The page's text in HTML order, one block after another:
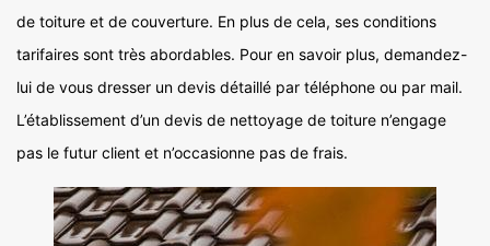
de toiture et de couverture. En plus de cela, ses conditions
tarifaires sont très abordables. Pour en savoir plus, demandez-
lui de vous dresser un devis détaillé par téléphone ou par mail.
L’établissement d’un devis de nettoyage de toiture n’engage
pas le futur client et n’occasionne pas de frais.